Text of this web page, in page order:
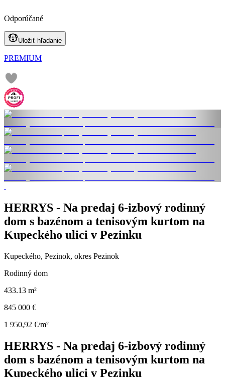
Odporúčané
Uložiť hľadanie
PREMIUM
HERRYS - Na predaj 6-izbový rodinný
dom s bazénom a tenisovým kurtom na
Kupeckého ulici v Pezinku
Kupeckého, Pezinok, okres Pezinok
Rodinný dom
433.13 m²
845 000 €
1 950,92 €/m²
HERRYS - Na predaj 6-izbový rodinný
dom s bazénom a tenisovým kurtom na
Kupeckého ulici v Pezinku